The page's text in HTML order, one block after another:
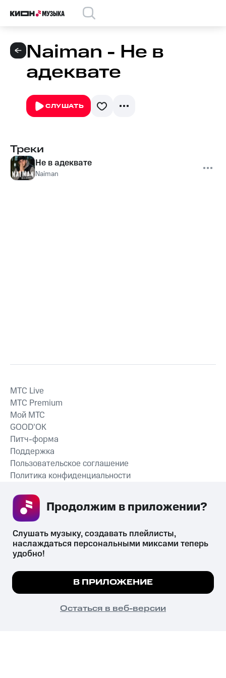
Naiman - Не в
адеквате
СЛУШАТЬ
Треки
Не в адеквате
Naiman
СКАЧАТЬ ПРИЛОЖЕНИЕ
MTС Live
MTС Premium
Мой МТС
GOOD’OK
Питч-форма
Поддержка
Пользовательское соглашение
Политика конфиденциальности
психотропных веществ, их аналогов причиняет вред здоровью,
их незаконный оборот запрещён и влечёт установленную
законодательством ответственность.
© 2026 ООО «КИОН».
Все права защищены
Мы используем куки, чтобы на сайте все
Подробнее
ПОНЯТНО
Слушать музыку, создавать плейлисты,
наслаждаться персональными миксами теперь
удобно!
В ПРИЛОЖЕНИЕ
Остаться в веб-версии